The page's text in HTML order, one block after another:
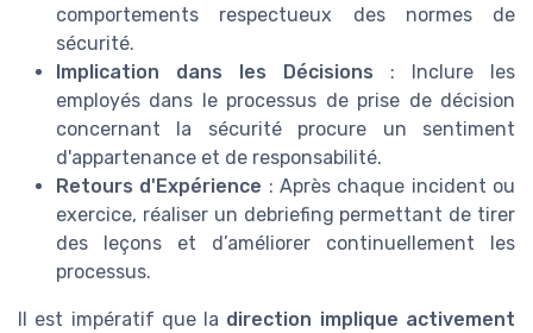
comportements respectueux des normes de
sécurité.
Implication dans les Décisions : Inclure les
employés dans le processus de prise de décision
concernant la sécurité procure un sentiment
d'appartenance et de responsabilité.
Retours d'Expérience : Après chaque incident ou
exercice, réaliser un debriefing permettant de tirer
des leçons et d’améliorer continuellement les
processus.
Il est impératif que la direction implique activement